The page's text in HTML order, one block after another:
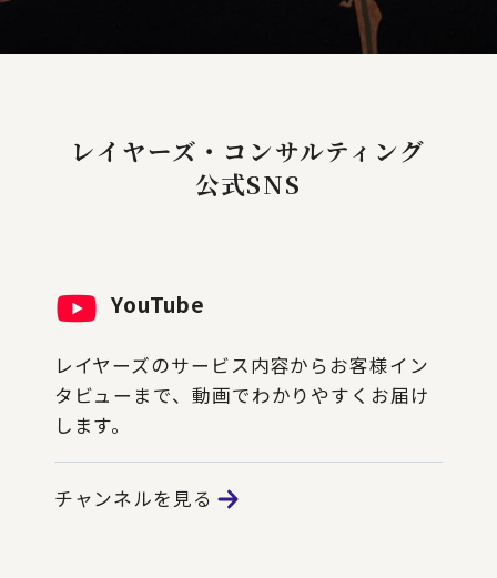
レイヤーズ・コンサルティング
公式SNS
YouTube
レイヤーズのサービス内容からお客様イン
タビューまで、動画でわかりやすくお届け
します。
チャンネルを見る